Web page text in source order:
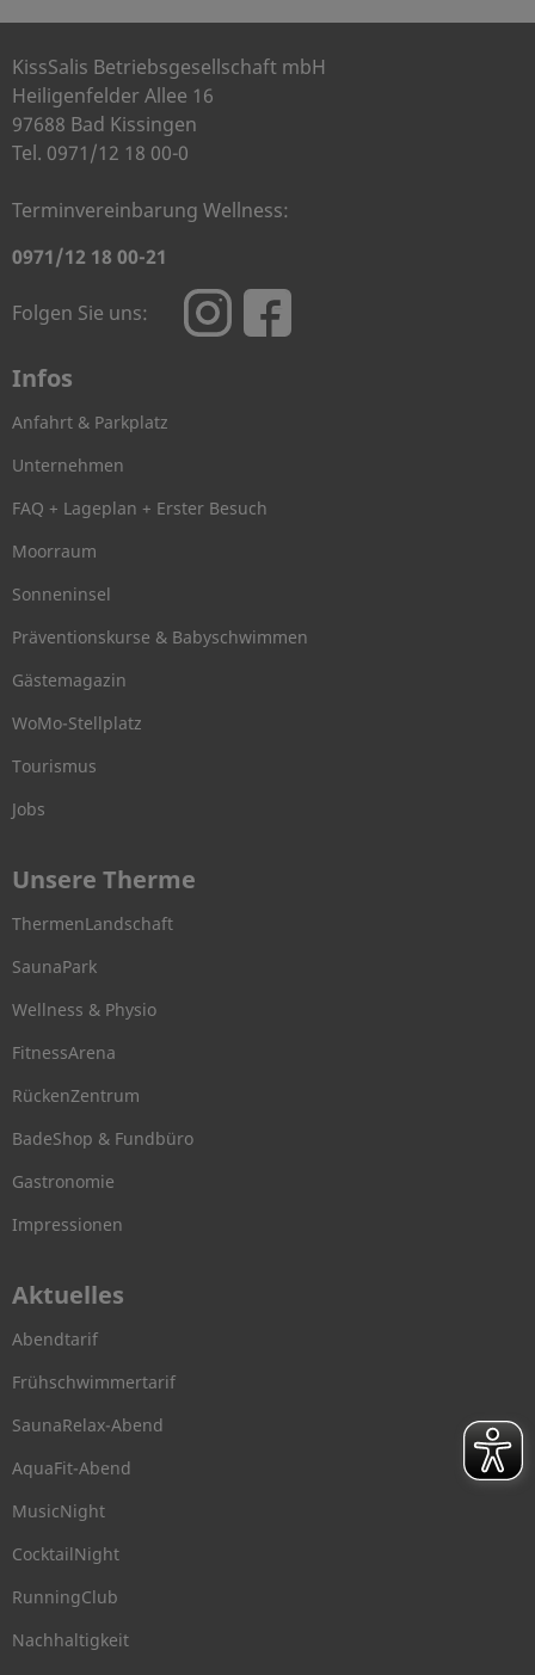
KissSalis Betriebsgesellschaft mbH
Heiligenfelder Allee 16
97688 Bad Kissingen
Tel. 0971/12 18 00-0
Terminvereinbarung Wellness:
0971/12 18 00-21
Folgen Sie uns:
Infos
Anfahrt & Parkplatz
Unternehmen
FAQ + Lageplan + Erster Besuch
Moorraum
Sonneninsel
Präventionskurse & Babyschwimmen
Gästemagazin
WoMo-Stellplatz
Tourismus
Jobs
Unsere Therme
ThermenLandschaft
SaunaPark
Wellness & Physio
FitnessArena
RückenZentrum
BadeShop & Fundbüro
Gastronomie
Impressionen
Aktuelles
Abendtarif
Frühschwimmertarif
SaunaRelax-Abend
AquaFit-Abend
MusicNight
CocktailNight
RunningClub
Nachhaltigkeit